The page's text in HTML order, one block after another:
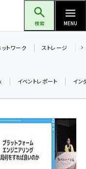
検索 MENU
た勝利の絆～ (2315)
夫のヒント集！ (2037)
ットワーク ストレージ
イベントレポート イン